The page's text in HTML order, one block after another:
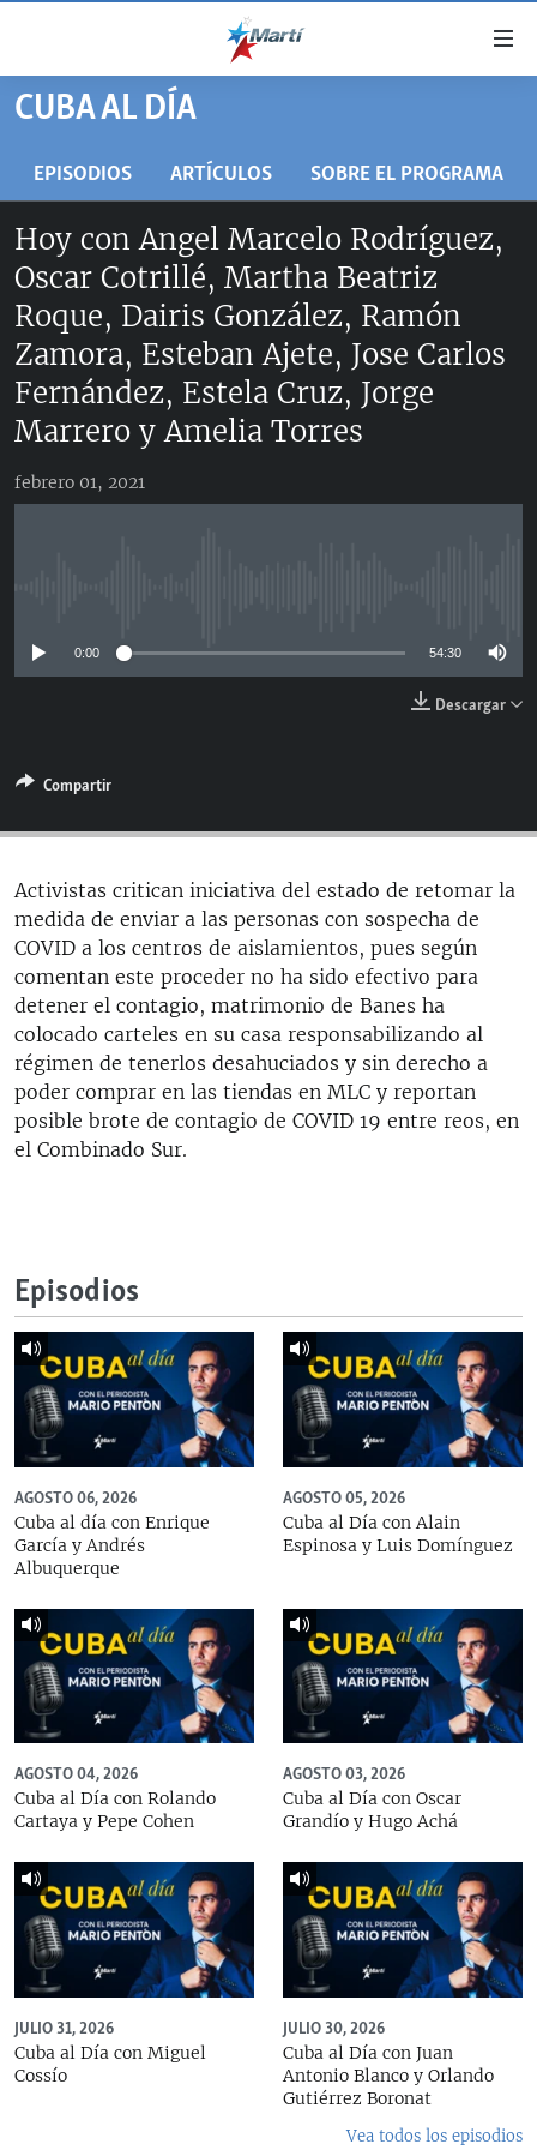
accesibilidad
contenido
navegación
principal
la
búsqueda
TITULARES
CUBA
DERECHOS HUMANOS
#11JCUBA, 5 AÑOS DESPUÉS
INFORME DEL DEPARTAMENTO DE ESTADO DE EEUU
SOBRE CUBA
ESTADOS UNIDOS
AMÉRICA LATINA
INMIGRACIÓN
MUNDO
DEPORTES
ARTE Y ENTRETENIMIENTO
OPINIÓN GRÁFICA
ESPECIALES
LA INVASIÓN DE RUSIA A UCRANIA
MULTIMEDIA
CUBA AL DÍA
EPISODIOS ARTÍCULOS SOBRE EL PROGRAMA
Hoy con Angel Marcelo Rodríguez,
Oscar Cotrillé, Martha Beatriz
Roque, Dairis González, Ramón
Zamora, Esteban Ajete, Jose Carlos
Fernández, Estela Cruz, Jorge
Marrero y Amelia Torres
febrero 01, 2021
0:00 54:30
Descargar
Compartir
Activistas critican iniciativa del estado de retomar la
medida de enviar a las personas con sospecha de
COVID a los centros de aislamientos, pues según
comentan este proceder no ha sido efectivo para
detener el contagio, matrimonio de Banes ha
colocado carteles en su casa responsabilizando al
régimen de tenerlos desahuciados y sin derecho a
poder comprar en las tiendas en MLC y reportan
posible brote de contagio de COVID 19 entre reos, en
el Combinado Sur.
Episodios
AGOSTO 06, 2026
Cuba al día con Enrique
García y Andrés
Albuquerque
AGOSTO 05, 2026
Cuba al Día con Alain
Espinosa y Luis Domínguez
AGOSTO 04, 2026
Cuba al Día con Rolando
Cartaya y Pepe Cohen
AGOSTO 03, 2026
Cuba al Día con Oscar
Grandío y Hugo Achá
JULIO 31, 2026
Cuba al Día con Miguel
Cossío
JULIO 30, 2026
Cuba al Día con Juan
Antonio Blanco y Orlando
Gutiérrez Boronat
Vea todos los episodios